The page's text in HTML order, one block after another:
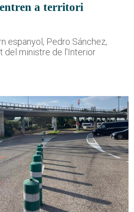
a territori
espanyol, Pedro Sánchez,
del ministre de l'Interior